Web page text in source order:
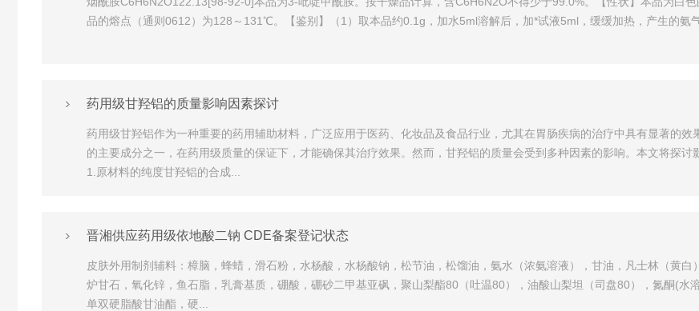
品的熔点（通则0612）为128～131℃。【鉴别】（1）取本品约0.1g，加水5ml溶解后，加*试液5ml，缓缓加热，产生的氨
药用级甘羟铝的质量影响因素探讨
药用级甘羟铝作为一种重要的药用辅助材料，广泛应用于医药、化妆品及食品行业，尤其在胃肠疾病的治疗中具有显著的
的主要成分之一，在药用级质量的保证下，才能确保其治疗效果。然而，甘羟铝的质量会受到多种因素的影响。本文将探讨
1.原材料的纯度甘羟铝的合成...
晋湘供应药用级依地酸二钠 CDE备案登记状态
皮肤外用制剂辅料：樟脑，蜂蜡，滑石粉，水杨酸，水杨酸钠，松节油，松馏油，氨水（浓氨溶液），甘油，凡士林（黄
炉甘石，氧化锌，鱼石脂，乳膏基质，硼酸，硼砂二甲基亚砜，聚山梨酯80（吐温80），油酸山梨坦（司盘80），氮酮(水
单双硬脂酸甘油酯，硬...